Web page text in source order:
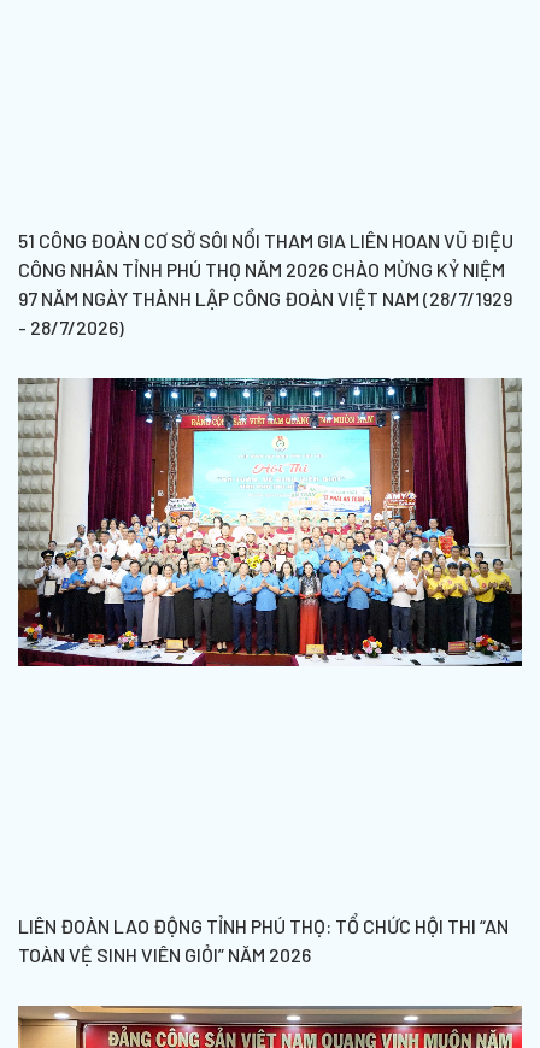
51 CÔNG ĐOÀN CƠ SỞ SÔI NỔI THAM GIA LIÊN HOAN VŨ ĐIỆU
CÔNG NHÂN TỈNH PHÚ THỌ NĂM 2026 CHÀO MỪNG KỶ NIỆM
97 NĂM NGÀY THÀNH LẬP CÔNG ĐOÀN VIỆT NAM (28/7/1929
- 28/7/2026)
LIÊN ĐOÀN LAO ĐỘNG TỈNH PHÚ THỌ: TỔ CHỨC HỘI THI “AN
TOÀN VỆ SINH VIÊN GIỎI” NĂM 2026